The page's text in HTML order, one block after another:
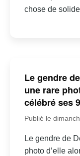
chose de
Le gendre
une rare
célébré ses
Publié le
Le gendre de
photo d’elle